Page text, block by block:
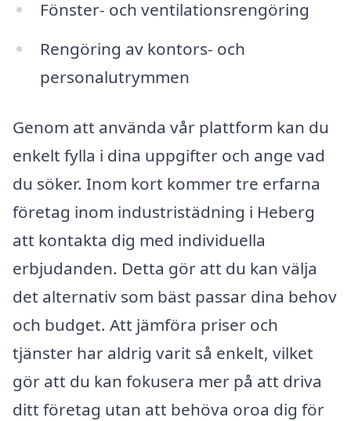
Fönster- och ventilationsrengöring
Rengöring av kontors- och
personalutrymmen
Genom att använda vår plattform kan du
enkelt fylla i dina uppgifter och ange vad
du söker. Inom kort kommer tre erfarna
företag inom industristädning i Heberg
att kontakta dig med individuella
erbjudanden. Detta gör att du kan välja
det alternativ som bäst passar dina behov
och budget. Att jämföra priser och
tjänster har aldrig varit så enkelt, vilket
gör att du kan fokusera mer på att driva
ditt företag utan att behöva oroa dig för